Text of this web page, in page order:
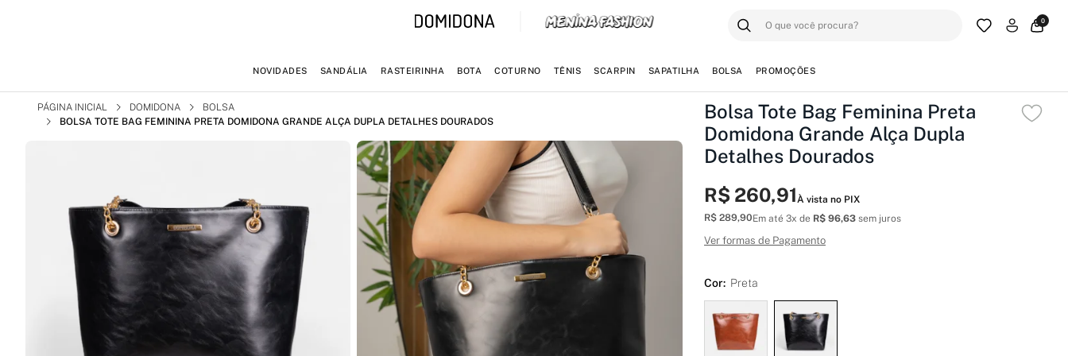
0
NOVIDADES SANDÁLIA RASTEIRINHA BOTA COTURNO TÊNIS SCARPIN SAPATILHA BOLSA PROMOÇÕES
PÁGINA INICIAL DOMIDONA
BOLSA
BOLSA TOTE BAG FEMININA PRETA DOMIDONA GRANDE ALÇA DUPLA DETALHES DOURADOS
Bolsa Tote Bag Feminina Preta
Domidona Grande Alça Dupla
Detalhes Dourados
R$ 260,91À vista no PIX
R$ 289,90Em até 3x de R$ 96,63sem juros
Ver formas de Pagamento
Cor: Preta